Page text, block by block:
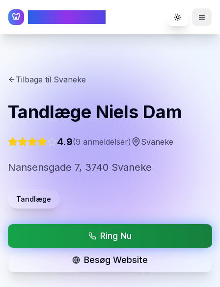
🦷 Toggle
Tilbage til Svaneke
Tandlæge Niels Dam
4.9(9 anmeldelser) Svaneke
Nansensgade 7, 3740 Svaneke
Tandlæge
Ring Nu
Besøg Website